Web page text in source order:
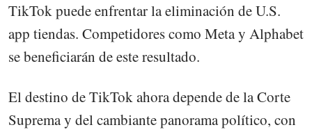
TikTok puede enfrentar la eliminación de U.S.
app tiendas. Competidores como Meta y Alphabet
se beneficiarán de este resultado.
El destino de TikTok ahora depende de la Corte
Suprema y del cambiante panorama político, con